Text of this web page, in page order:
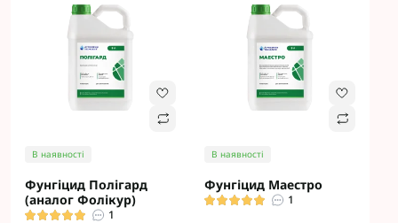
В наявності
Фунгіцид Полігард
(аналог Фолікур)
1
В наявності
Фунгіцид Маестро
1